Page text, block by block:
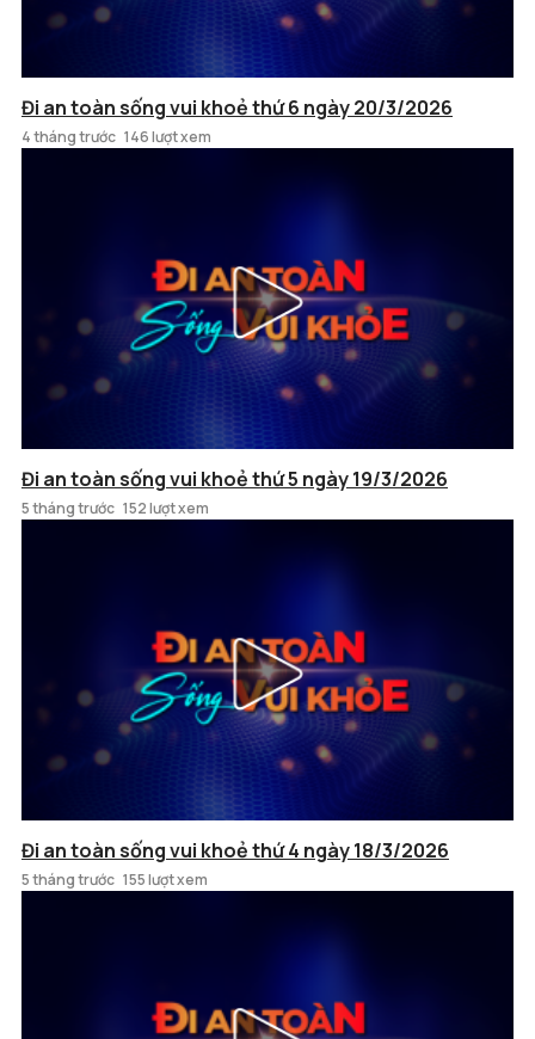
Đi an toàn sống vui khoẻ thứ 6 ngày 20/3/2026
4 tháng trước 146 lượt xem
Đi an toàn sống vui khoẻ thứ 5 ngày 19/3/2026
5 tháng trước 152 lượt xem
Đi an toàn sống vui khoẻ thứ 4 ngày 18/3/2026
5 tháng trước 155 lượt xem